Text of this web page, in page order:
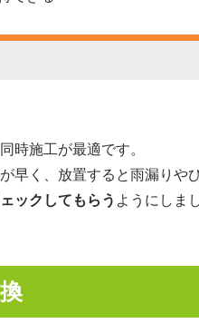
時施工が最適です。
早く、放置すると雨漏りや
ックしてもらう ようにしま